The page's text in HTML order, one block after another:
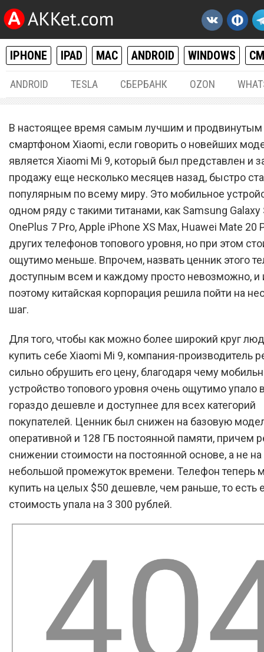
IPHONE IPAD MAC ANDROID WINDOWS
ANDROID TESLA СБЕРБАНК OZON
Xiaomi сильно обрушила
на Xiaomi Mi 9
В настоящее время самым лучшим и продвинутым
смартфоном Xiaomi, если говорить о новейших
является Xiaomi Mi 9, который был представлен и
продажу еще несколько месяцев назад, быстро
популярным по всему миру. Это мобильное
одном ряду с такими титанами, как Samsung Galaxy
OnePlus 7 Pro, Apple iPhone XS Max, Huawei Mate 20
других телефонов топового уровня, но при этом
ощутимо меньше. Впрочем, назвать ценник этого
доступным всем и каждому просто невозможно, и
поэтому китайская корпорация решила пойти на
шаг.
Для того, чтобы как можно более широкий круг
купить себе Xiaomi Mi 9, компания-производитель
сильно обрушить его цену, благодаря чему
устройство топового уровня очень ощутимо упало
гораздо дешевле и доступнее для всех категорий
покупателей. Ценник был снижен на базовую
оперативной и 128 ГБ постоянной памяти, причем
снижении стоимости на постоянной основе, а не
небольшой промежуток времени. Телефон теперь
купить на целых $50 дешевле, чем раньше, то есть
стоимость упала на 3 300 рублей.